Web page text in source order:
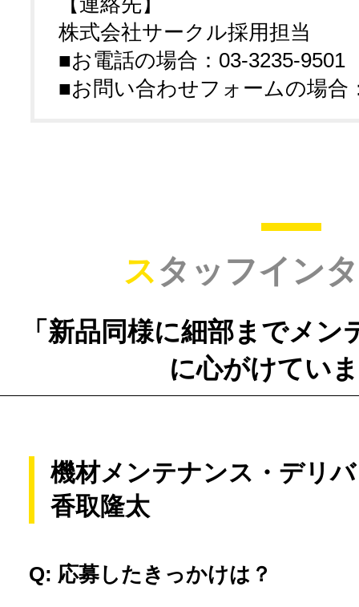
株式会社サークル採用担当
■お電話の場合：03-3235-9501
■お問い合わせフォームの場合
スタッフイン
「新品同様に細部までメ
に心がけてい
機材メンテナンス・デリ
香取隆太
Q: 応募したきっかけは？